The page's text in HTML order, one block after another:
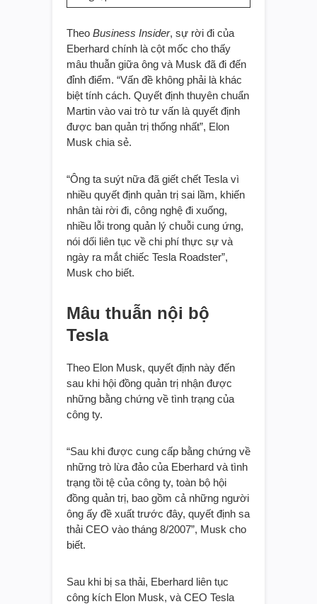
Theo Business Insider, sự rời đi của
Eberhard chính là cột mốc cho thấy
mâu thuẫn giữa ông và Musk đã đi đến
đỉnh điểm. “Vấn đề không phải là khác
biệt tính cách. Quyết định thuyên chuẩn
Martin vào vai trò tư vấn là quyết định
được ban quản trị thống nhất”, Elon
Musk chia sẻ.
“Ông ta suýt nữa đã giết chết Tesla vì
nhiều quyết định quản trị sai lầm, khiến
nhân tài rời đi, công nghệ đi xuống,
nhiều lỗi trong quản lý chuỗi cung ứng,
nói dối liên tục về chi phí thực sự và
ngày ra mắt chiếc Tesla Roadster”,
Musk cho biết.
Mâu thuẫn nội bộ
Tesla
Theo Elon Musk, quyết định này đến
sau khi hội đồng quản trị nhận được
những bằng chứng về tình trạng của
công ty.
“Sau khi được cung cấp bằng chứng về
những trò lừa đảo của Eberhard và tình
trạng tồi tệ của công ty, toàn bộ hội
đồng quản trị, bao gồm cả những người
ông ấy đề xuất trước đây, quyết định sa
thải CEO vào tháng 8/2007”, Musk cho
biết.
Sau khi bị sa thải, Eberhard liên tục
công kích Elon Musk, và CEO Tesla